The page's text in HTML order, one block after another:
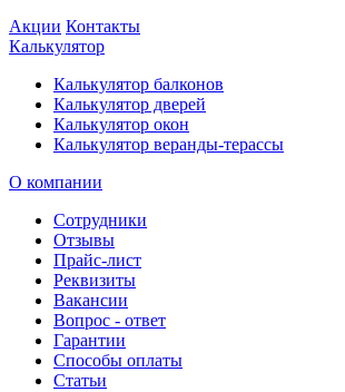
Акции Контакты
Калькулятор
Калькулятор балконов
Калькулятор дверей
Калькулятор окон
Калькулятор веранды-терассы
О компании
Сотрудники
Отзывы
Прайс-лист
Реквизиты
Вакансии
Вопрос - ответ
Гарантии
Способы оплаты
Статьи